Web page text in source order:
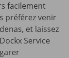
facilement
préférez venir
et laissez
Service